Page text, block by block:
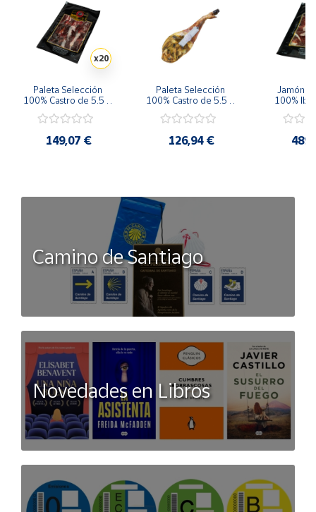
x20
Paleta Selección
100% Castro de 5.5 a
149,07 €
Paleta Selección
100% Castro de 5.5 a
126,94 €
Jamón
100%
8.5 Kg
Camino de Santiago
Novedades en Libros